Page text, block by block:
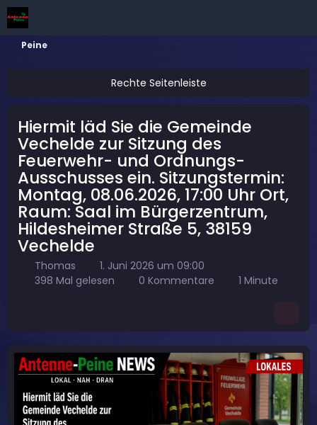
Peine
Hiermit läd Sie die Gemeinde
Vechelde zur Sitzung des
Feuerwehr- und Ordnungs-
Ausschusses ein. Sitzungstermin:
Montag, 08.06.2026, 17:00 Uhr Ort,
Raum: Saal im Bürgerzentrum,
Hildesheimer Straße 5, 38159
Vechelde
Thomas
1. Juni 2026 um 09:00
398 Mal gelesen
0 Kommentare 1 Minute